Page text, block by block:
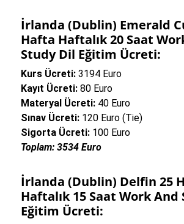
İrlanda (Dublin) Emerald
Hafta Haftalık 20 Saat
Study Dil Eğitim Ücreti:
Kurs Ücreti: 3194 Euro
Kayıt Ücreti: 80 Euro
Materyal Ücreti: 40 Euro
Sınav Ücreti: 120 Euro (Tie)
Sigorta Ücreti: 100 Euro
Toplam: 3534 Euro
İrlanda (Dublin) Delfin 25
Haftalık 15 Saat Work And
Eğitim Ücreti: